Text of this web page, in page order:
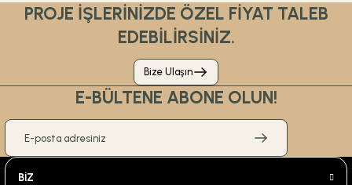
PROJE İŞLERİNİZDE ÖZEL FİYAT TALEB
EDEBİLİRSİNİZ.
Bize Ulaşın
E-BÜLTENE ABONE OLUN!
BİZ